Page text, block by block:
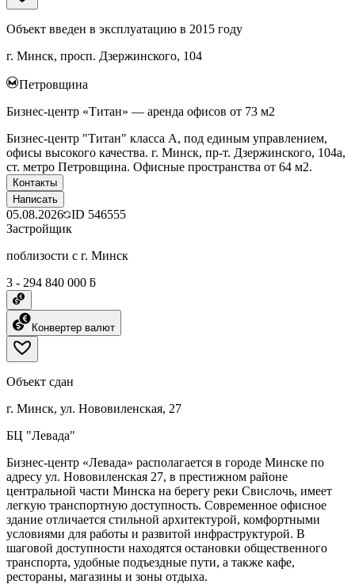
Объект введен в эксплуатацию в 2015 году
г. Минск, просп. Дзержинского, 104
Петровщина
Бизнес-центр «Титан» — аренда офисов от 73 м2
Бизнес-центр "Титан" класса А, под единым управлением,
офисы высокого качества. г. Минск, пр-т. Дзержинского, 104а,
ст. метро Петровщина. Офисные пространства от 64 м2.
Контакты
Написать
05.08.2026 ID 546555
Застройщик
поблизости с г. Минск
3 - 294 840 000 ƃ
Конвертер валют
Объект сдан
г. Минск, ул. Нововиленская, 27
БЦ "Левада"
Бизнес-центр «Левада» располагается в городе Минске по
адресу ул. Нововиленская 27, в престижном районе
центральной части Минска на берегу реки Свислочь, имеет
легкую транспортную доступность. Современное офисное
здание отличается стильной архитектурой, комфортными
условиями для работы и развитой инфраструктурой. В
шаговой доступности находятся остановки общественного
транспорта, удобные подъездные пути, а также кафе,
рестораны, магазины и зоны отдыха.